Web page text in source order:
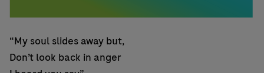
“My soul slides away but,
Don’t look back in anger